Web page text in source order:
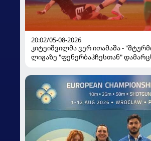
20:02/05-08-2026
კიტეიშვილმა ვერ ითამაშა -
ლიგაზე "ფენერბაჰჩესთან"